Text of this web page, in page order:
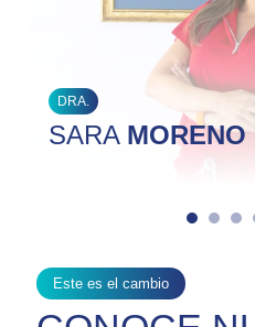
DRA.
SARA MORENO
Este es el cambio